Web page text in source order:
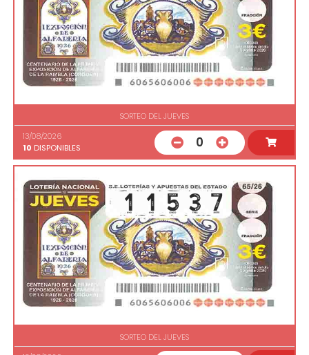
SORTEO DEL JUEVES
13/08/2026
10 DISPONIBLES 0
SORTEO DEL JUEVES